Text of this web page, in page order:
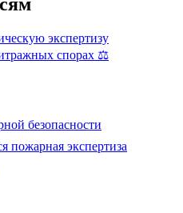
экспертизу
спорах ⚖️
безопасности
пожарная экспертиза